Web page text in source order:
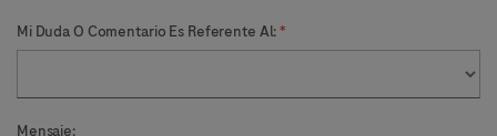
Mi Duda O Comentario Es Referente Al:*
Mensaje: